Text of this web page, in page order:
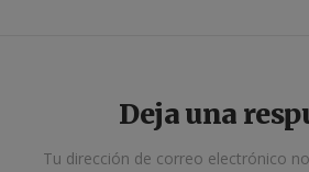
Deja una
Tu dirección de correo electrónico